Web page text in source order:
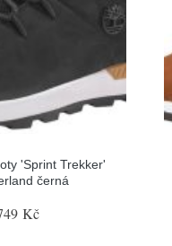
'Sprint Trekker'
černá
Kč